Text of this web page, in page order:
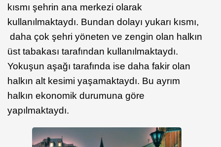
kısmı şehrin ana merkezi olarak
kullanılmaktaydı. Bundan dolayı yukarı kısmı,
daha çok şehri yöneten ve zengin olan halkın
üst tabakası tarafından kullanılmaktaydı.
Yokuşun aşağı tarafında ise daha fakir olan
halkın alt kesimi yaşamaktaydı. Bu ayrım
halkın ekonomik durumuna göre
yapılmaktaydı.